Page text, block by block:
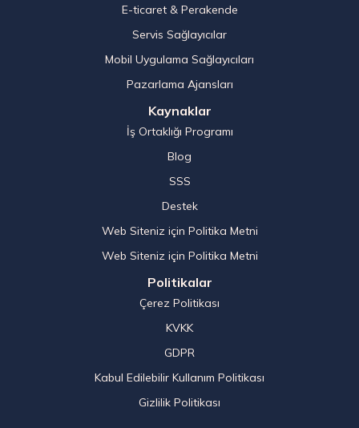
E-ticaret & Perakende
Servis Sağlayıcılar
Mobil Uygulama Sağlayıcıları
Pazarlama Ajansları
Kaynaklar
İş Ortaklığı Programı
Blog
SSS
Destek
Web Siteniz için Politika Metni
Web Siteniz için Politika Metni
Politikalar
Çerez Politikası
KVKK
GDPR
Kabul Edilebilir Kullanım Politikası
Gizlilik Politikası